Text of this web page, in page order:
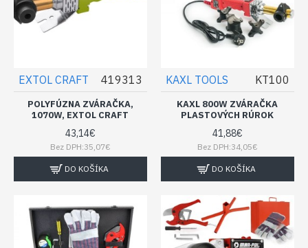
EXTOL CRAFT 419313
POLYFÚZNA ZVÁRAČKA,
1070W, EXTOL CRAFT
43,14€
Bez DPH:35,07€
DO KOŠÍKA
KAXL TOOLS KT100
KAXL 800W ZVÁRAČKA
PLASTOVÝCH RÚROK
41,88€
Bez DPH:34,05€
DO KOŠÍKA